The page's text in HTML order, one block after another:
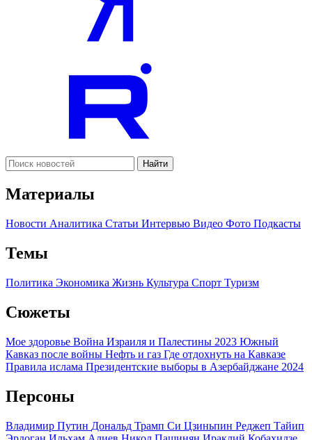
Найти
Материалы
Новости Аналитика Статьи Интервью Видео Фото Подкасты
Темы
Политика Экономика Жизнь Культура Спорт Туризм
Сюжеты
Мое здоровье Война Израиля и Палестины 2023 Южный
Кавказ после войны Нефть и газ Где отдохнуть на Кавказе
Правила ислама Президентские выборы в Азербайджане 2024
Персоны
Владимир Путин Дональд Трамп Си Цзиньпин Реджеп Тайип